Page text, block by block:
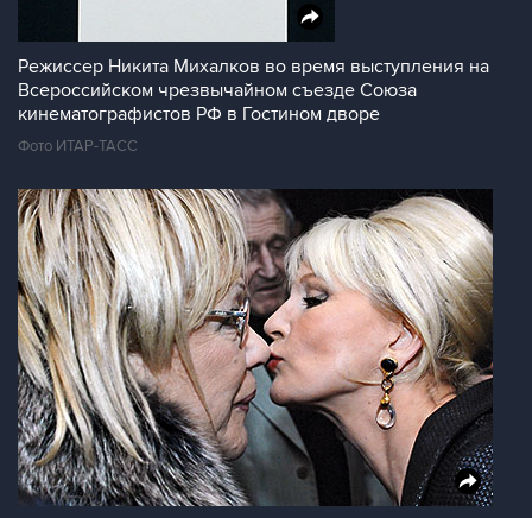
Режиссер Никита Михалков во время выступления на
Всероссийском чрезвычайном съезде Союза
кинематографистов РФ в Гостином дворе
Фото ИТАР-ТАСС